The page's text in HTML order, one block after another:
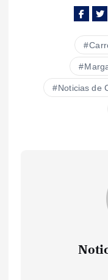
Noticias de